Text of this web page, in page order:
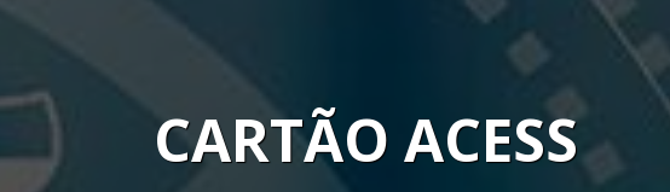
CARTÃO ACESS